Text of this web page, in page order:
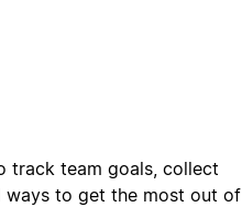
track team goals, collect
ways to get the most out of